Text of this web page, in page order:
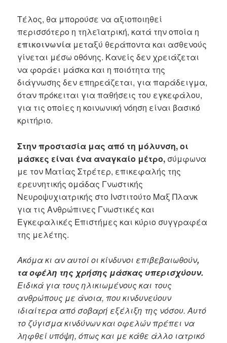
Τέλος, θα μπορούσε να αξιοποιηθεί
περισσότερο η τηλεϊατρική, κατά την οποία η
επικοινωνία μεταξύ θεράποντα και ασθενούς
γίνεται μέσω οθόνης. Κανείς δεν χρειάζεται
να φοράει μάσκα και η ποιότητα της
διάγνωσης δεν επηρεάζεται, για παράδειγμα,
όταν πρόκειται για παθήσεις του εγκεφάλου,
για τις οποίες η κοινωνική νόηση είναι βασικό
κριτήριο.
Στην προστασία μας από τη μόλυνση, οι
μάσκες είναι ένα αναγκαίο μέτρο, σύμφωνα
με τον Ματίας Στρέτερ, επικεφαλής της
ερευνητικής ομάδας Γνωστικής
Νευροψυχιατρικής στο Ινστιτούτο Μαξ Πλανκ
για τις Ανθρώπινες Γνωστικές και
Εγκεφαλικές Επιστήμες και κύριο συγγραφέα
της μελέτης.
Ακόμα κι αν αυτοί οι κίνδυνοι επιβεβαιωθούν,
τα οφέλη της χρήσης μάσκας υπερισχύουν.
Ειδικά για τους ηλικιωμένους και τους
ανθρώπους με άνοια, που κινδυνεύουν
ιδιαίτερα από σοβαρή εξέλιξη της νόσου. Αυτό
το ζύγισμα κινδύνων και οφελών πρέπει να
ληφθεί υπόψη, όπως και με κάθε άλλο ιατρικό